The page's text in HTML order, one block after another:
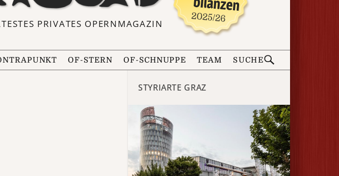
PRIVATES OPERNMAGAZIN
OF-STERN OF-SCHNUPPE TEAM SUCHE
STYRIARTE GRAZ